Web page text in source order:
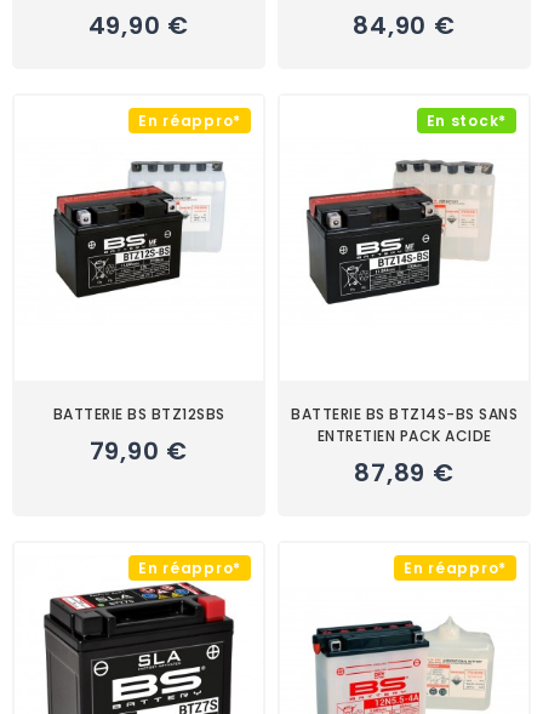
49,90 € 84,90 €
En réappro*
BATTERIE BS BTZ12SBS
79,90 €
En stock*
BATTERIE BS BTZ14S-BS SANS
ENTRETIEN PACK ACIDE
87,89 €
En réappro* En réappro*